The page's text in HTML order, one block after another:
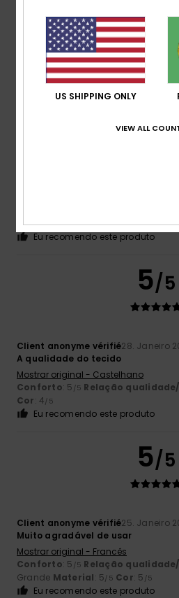
5
Tamanho perfeitoMaterial: 5/5 Cor
Eu recomendo este produto
5/5
Client anonyme vérifié28. Janeiro
A qualidade do tecido
Mostrar original - Castelhano
Conforto: 5 /5 Relação
Cor: 4/5
Eu recomendo este produto
5/5
Client anonyme vérifié25. Janeiro
Muito agradável de usar
Mostrar original - Francês
Conforto: 5 /5 Relação
Grande Material: 5/5 Cor: 5 /5
Eu recomendo este produto
US SHIPPING ONLY
VIEW ALL